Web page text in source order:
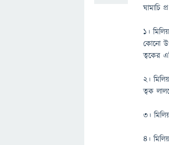
ঘামাচি
১।
কোনো
ত্বকের
২।
ত্বক
৩।
৪।